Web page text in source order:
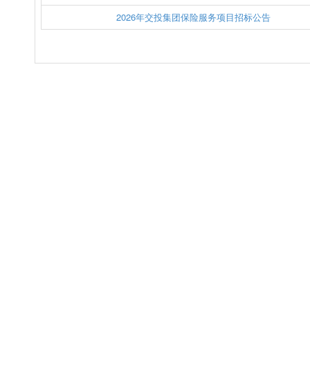
2026年交投集团保险服务项目招标公告